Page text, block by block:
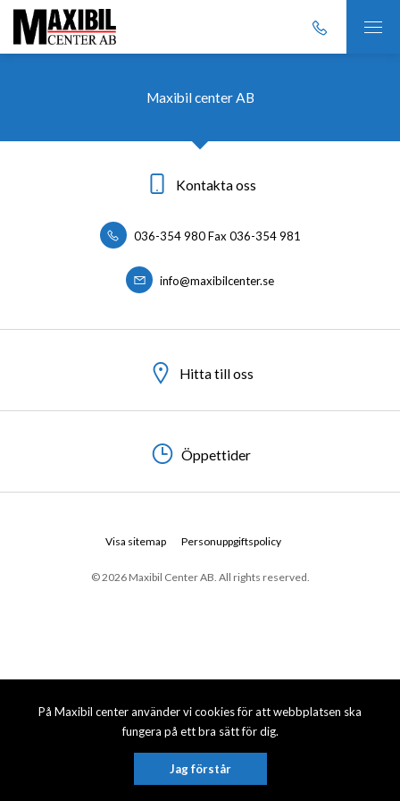
På Maxibil center använder vi cookies för att webbplatsen ska
fungera på ett bra sätt för dig.
Jag förstår
Maxibil center AB
Kontakta oss
036-354 980 Fax 036-354 981
info@maxibilcenter.se
Hitta till oss
Öppettider
© 2026 Maxibil Center AB. All rights reserved.
Visa sitemap Personuppgiftspolicy